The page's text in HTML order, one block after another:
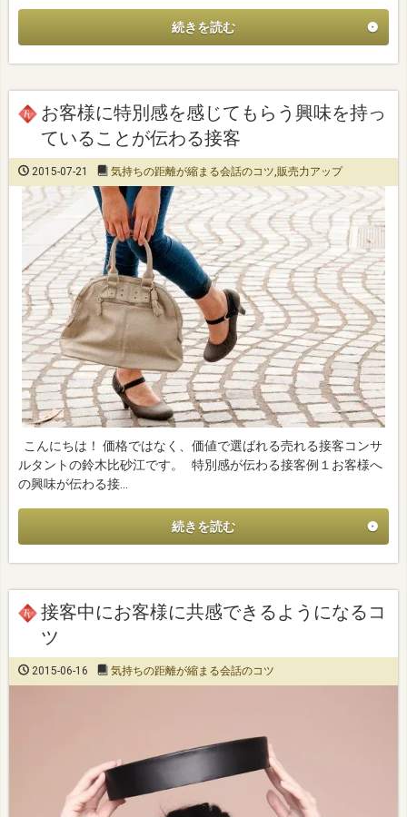
続きを読む
お客様に特別感を感じてもらう興味を持っ
ていることが伝わる接客
2015-07-21 気持ちの距離が縮まる会話のコツ 販売力アップ
こんにちは！ 価格ではなく、価値で選ばれる売れる接客コンサ
ルタントの鈴木比砂江です。 特別感が伝わる接客例１お客様へ
の興味が伝わる接…
続きを読む
接客中にお客様に共感できるようになるコ
ツ
2015-06-16 気持ちの距離が縮まる会話のコツ